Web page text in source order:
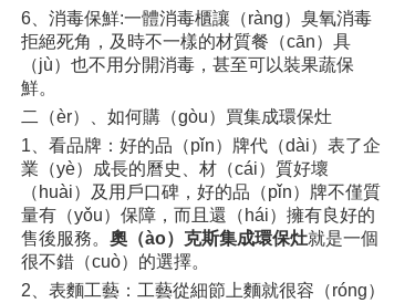
6、消毒保鮮:一體消毒櫃讓（ràng）臭氧消毒
拒絕死角，及時不一樣的材質餐（cān）具
（jù）也不用分開消毒，甚至可以裝果蔬保
鮮。
二（èr）、如何購（gòu）買集成環保灶
1、看品牌：好的品（pǐn）牌代（dài）表了企
業（yè）成長的曆史、材（cái）質好壞
（huài）及用戶口碑，好的品（pǐn）牌不僅質
量有（yǒu）保障，而且還（hái）擁有良好的
售後服務。奧（ào）克斯集成環保灶就是一個
很不錯（cuò）的選擇。
2、表麵工藝：工藝從細節上麵就很容（róng）